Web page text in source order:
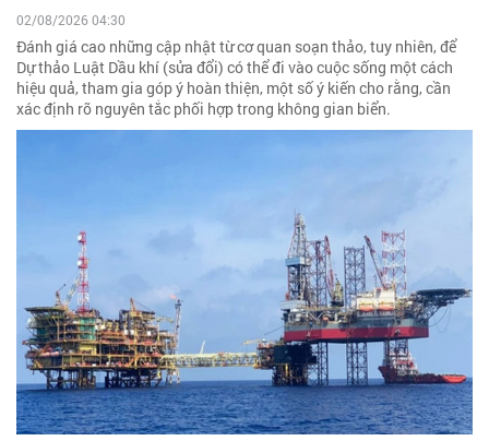
02/08/2026 04:30
Đánh giá cao những cập nhật từ cơ quan soạn thảo, tuy nhiên, để
Dự thảo Luật Dầu khí (sửa đổi) có thể đi vào cuộc sống một cách
hiệu quả, tham gia góp ý hoàn thiện, một số ý kiến cho rằng, cần
xác định rõ nguyên tắc phối hợp trong không gian biển.